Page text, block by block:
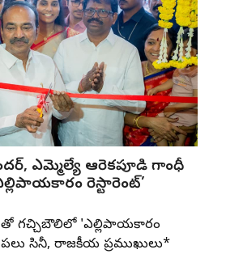
ఎమ్మెల్యే ఆరెకపూడి గాంధీ
రెస్టారెంట్’
గచ్చిబౌలిలో 'ఎల్లిపాయకారం
పలు సినీ, రాజకీయ ప్రముఖులు*